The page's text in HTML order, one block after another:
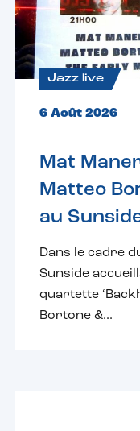
Jazz live
6 Août 2026
Mat
Matteo
au
Dans le cadre
Sunside
quartette
Bortone &...